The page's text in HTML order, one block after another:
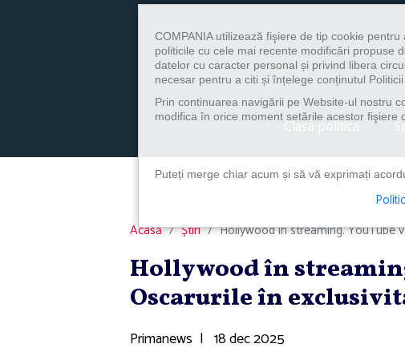
Clasa politica
Acasă Știri Hollywood în streaming. YouTube
Hollywood în
Oscarurile în
Primanews | 18 dec 2025
COMPANIA utilizează fişiere de tip cookie
politicile cu cele mai recente modificări propuse
datelor cu caracter personal și privind libera
necesar pentru a citi și înțelege conținutul Politicii
Prin continuarea navigării pe Website-ul nostru
modifica în orice moment setările acestor fişiere
Puteți merge chiar acum și să vă exprimați